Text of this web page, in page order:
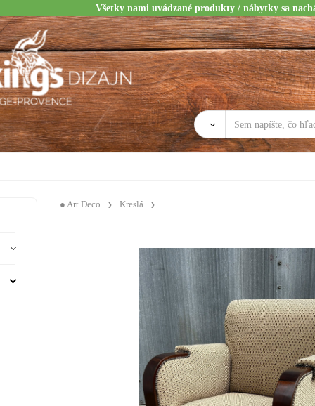
Všetky nami uvádzané produkty / nábytky sa
● Art Deco Kreslá